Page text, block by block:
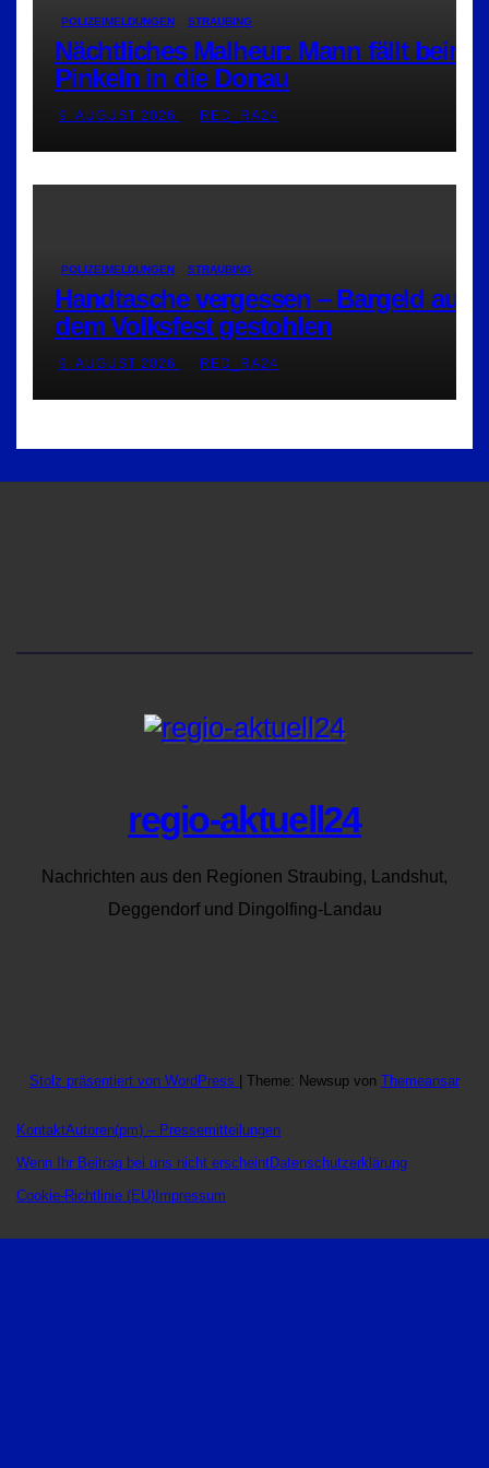
POLIZEIMELDUNGEN STRAUBING
Nächtliches Malheur: Mann fällt beim
Pinkeln in die Donau
9. AUGUST 2026 RED_RA24
POLIZEIMELDUNGEN STRAUBING
Handtasche vergessen – Bargeld auf
dem Volksfest gestohlen
9. AUGUST 2026 RED_RA24
regio-aktuell24
Nachrichten aus den Regionen Straubing, Landshut,
Deggendorf und Dingolfing-Landau
Stolz präsentiert von WordPress Theme: Newsup von Themeansar
KontaktAutoren(pm) – Pressemitteilungen
Wenn Ihr Beitrag bei uns nicht erscheintDatenschutzerklärung
Cookie-Richtlinie (EU) Impressum